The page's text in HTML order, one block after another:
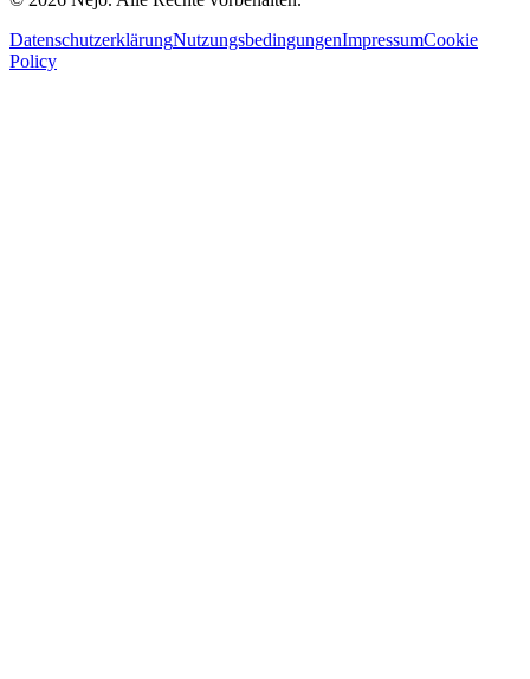
DatenschutzerklärungNutzungsbedingungenImpressumCookie
Policy